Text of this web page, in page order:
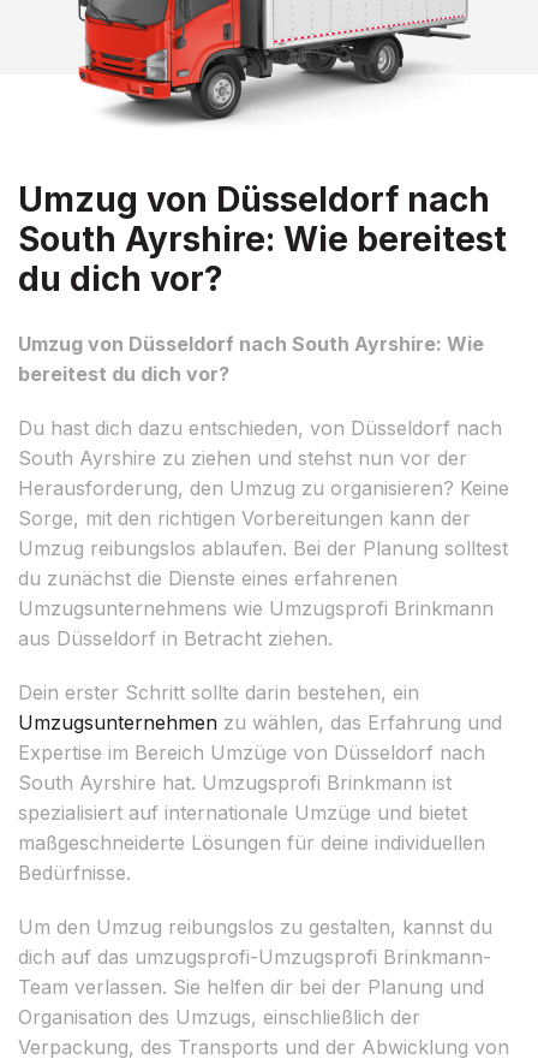
Umzug von Düsseldorf nach
South Ayrshire: Wie bereitest
du dich vor?
Umzug von Düsseldorf nach South Ayrshire: Wie
bereitest du dich vor?
Du hast dich dazu entschieden, von Düsseldorf nach
South Ayrshire zu ziehen und stehst nun vor der
Herausforderung, den Umzug zu organisieren? Keine
Sorge, mit den richtigen Vorbereitungen kann der
Umzug reibungslos ablaufen. Bei der Planung solltest
du zunächst die Dienste eines erfahrenen
Umzugsunternehmens wie Umzugsprofi Brinkmann
aus Düsseldorf in Betracht ziehen.
Dein erster Schritt sollte darin bestehen, ein
Umzugsunternehmen zu wählen, das Erfahrung und
Expertise im Bereich Umzüge von Düsseldorf nach
South Ayrshire hat. Umzugsprofi Brinkmann ist
spezialisiert auf internationale Umzüge und bietet
maßgeschneiderte Lösungen für deine individuellen
Bedürfnisse.
Um den Umzug reibungslos zu gestalten, kannst du
dich auf das umzugsprofi-Umzugsprofi Brinkmann-
Team verlassen. Sie helfen dir bei der Planung und
Organisation des Umzugs, einschließlich der
Verpackung, des Transports und der Abwicklung von